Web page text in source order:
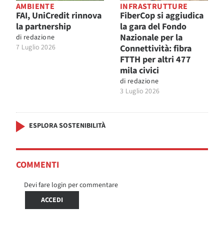
AMBIENTE
FAI, UniCredit rinnova
la partnership
di redazione
7 Luglio 2026
INFRASTRUTTURE
FiberCop si aggiudica
la gara del Fondo
Nazionale per la
Connettività: fibra
FTTH per altri 477
mila civici
di redazione
3 Luglio 2026
ESPLORA SOSTENIBILITÀ
COMMENTI
Devi fare login per commentare
ACCEDI